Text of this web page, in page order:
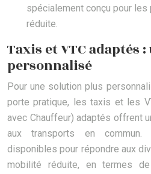
spécialement conçu pour
réduite.
Taxis et VTC adaptés
personnalisé
Pour une solution plus
porte pratique, les taxis et les
avec Chauffeur) adaptés offrent
aux transports en
disponibles pour répondre aux
mobilité réduite, en termes